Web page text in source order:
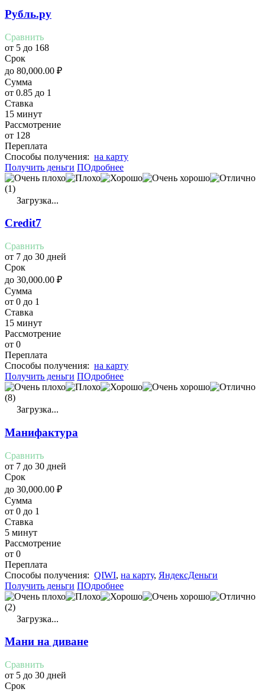
Рубль.ру
Сравнить
от 5 до 168
Срок
до 80,000.00 ₽
Сумма
от 0.85 до 1
Ставка
15 минут
Рассмотрение
от 128
Переплата
Cпособы получения: на карту
Получить деньги ПОдробнее
(1)
Загрузка...
Credit7
Сравнить
от 7 до 30 дней
Срок
до 30,000.00 ₽
Сумма
от 0 до 1
Ставка
15 минут
Рассмотрение
от 0
Переплата
Cпособы получения: на карту
Получить деньги ПОдробнее
(8)
Загрузка...
Манифактура
Сравнить
от 7 до 30 дней
Срок
до 30,000.00 ₽
Сумма
от 0 до 1
Ставка
5 минут
Рассмотрение
от 0
Переплата
Cпособы получения: QIWI, на карту, ЯндексДеньги
Получить деньги ПОдробнее
(2)
Загрузка...
Мани на диване
Сравнить
от 5 до 30 дней
Срок